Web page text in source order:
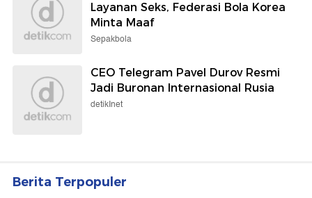
Layanan Seks, Federasi Bola Korea
Minta Maaf
Sepakbola
CEO Telegram Pavel Durov Resmi
Jadi Buronan Internasional Rusia
detikInet
Berita Terpopuler